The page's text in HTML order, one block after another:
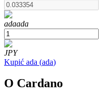
Kontrakty futures
adaada
JPY
Kupić ada (ada)
O Cardano